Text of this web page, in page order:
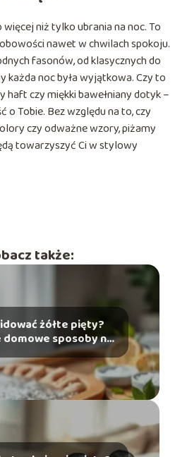
niż tylko ubrania na noc. To
nawet w chwilach spokoju.
fasonów, od klasycznych do
każda noc była wyjątkowa. Czy to
haft czy miękki bawełniany dotyk –
o Tobie. Bez względu na to, czy
czy odważne wzory, piżamy
towarzyszyć Ci w stylowy
także:
żółte pięty?
domowe sposoby na
problem